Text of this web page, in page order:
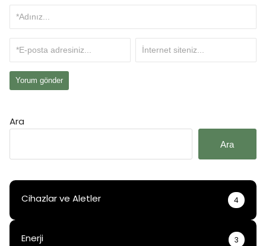
Ara
Ara
Cihazlar ve Aletler 4
Enerji 3